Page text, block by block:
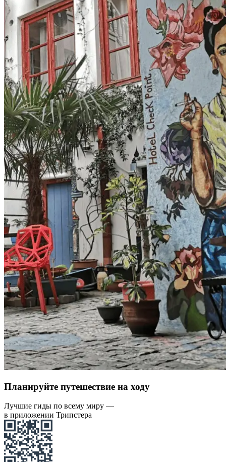
Планируйте путешествие на ходу
Лучшие гиды по всему миру —
в приложении Трипстера